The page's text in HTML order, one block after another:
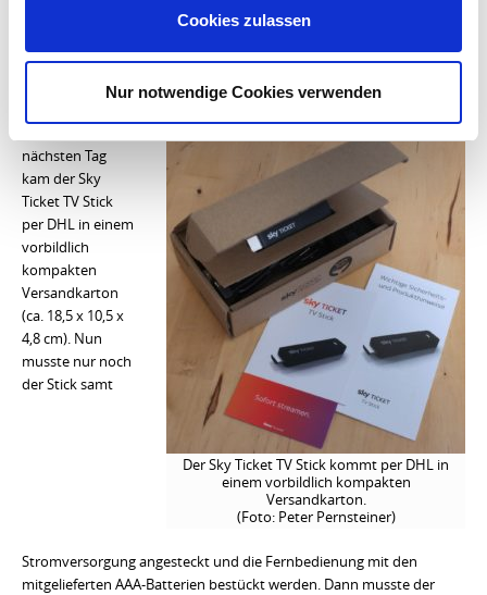
Cookies zulassen
Nur notwendige Cookies verwenden
wer dies nicht beachtet, kann den Sky Ticket TV Stick erst im
nächsten Monat nutzen.
Bis zu vier Sticks, Computer oder Apps einsetzbar
Der Sky Ticket TV Stick kommt per DHL in
einem vorbildlich kompakten
Versandkarton.
(Foto: Peter Pernsteiner)
nächsten Tag
kam der Sky
Ticket TV Stick
per DHL in einem
vorbildlich
kompakten
Versandkarton
(ca. 18,5 x 10,5 x
4,8 cm). Nun
musste nur noch
der Stick samt
Stromversorgung angesteckt und die Fernbedienung mit den
mitgelieferten AAA-Batterien bestückt werden. Dann musste der